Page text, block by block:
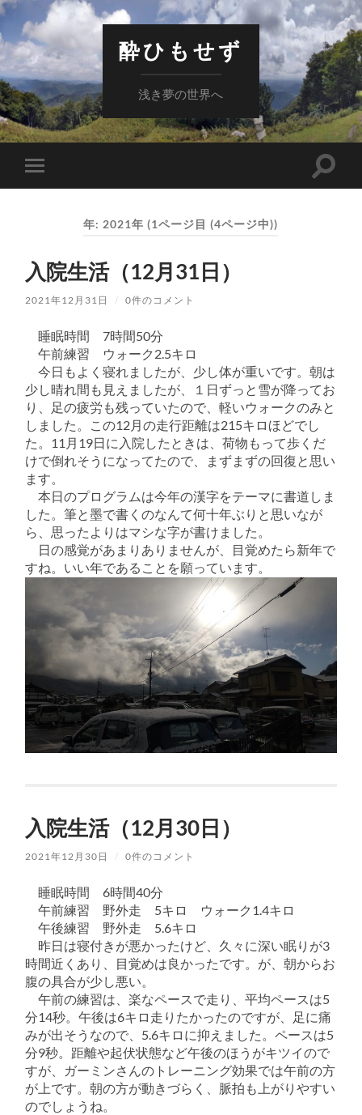
酔ひもせず
浅き夢の世界へ
モ
バ
ー
を
切
り
え
る
検
年: 2021年 (1ページ目 (4ページ中))
入院生活（12月31日）
2021年12月31日 / 0件のコメント
睡眠時間 7時間50分
午前練習 ウォーク2.5キロ
今日もよく寝れましたが、少し体が重いです。朝は
少し晴れ間も見えましたが、１日ずっと雪が降ってお
り、足の疲労も残っていたので、軽いウォークのみと
しました。この12月の走行距離は215キロほどでし
た。11月19日に入院したときは、荷物もって歩くだ
けで倒れそうになってたので、まずまずの回復と思い
ます。
本日のプログラムは今年の漢字をテーマに書道しま
した。筆と墨で書くのなんて何十年ぶりと思いなが
ら、思ったよりはマシな字が書けました。
日の感覚があまりありませんが、目覚めたら新年で
すね。いい年であることを願っています。
入院生活（12月30日）
2021年12月30日 / 0件のコメント
睡眠時間 6時間40分
午前練習 野外走 5キロ ウォーク1.4キロ
午後練習 野外走 5.6キロ
昨日は寝付きが悪かったけど、久々に深い眠りが3
時間近くあり、目覚めは良かったです。が、朝からお
腹の具合が少し悪い。
午前の練習は、楽なペースで走り、平均ペースは5
分14秒。午後は6キロ走りたかったのですが、足に痛
みが出そうなので、5.6キロに抑えました。ペースは5
分9秒。距離や起伏状態など午後のほうがキツイので
すが、ガーミンさんのトレーニング効果では午前の方
が上です。朝の方が動きづらく、脈拍も上がりやすい
のでしょうね。